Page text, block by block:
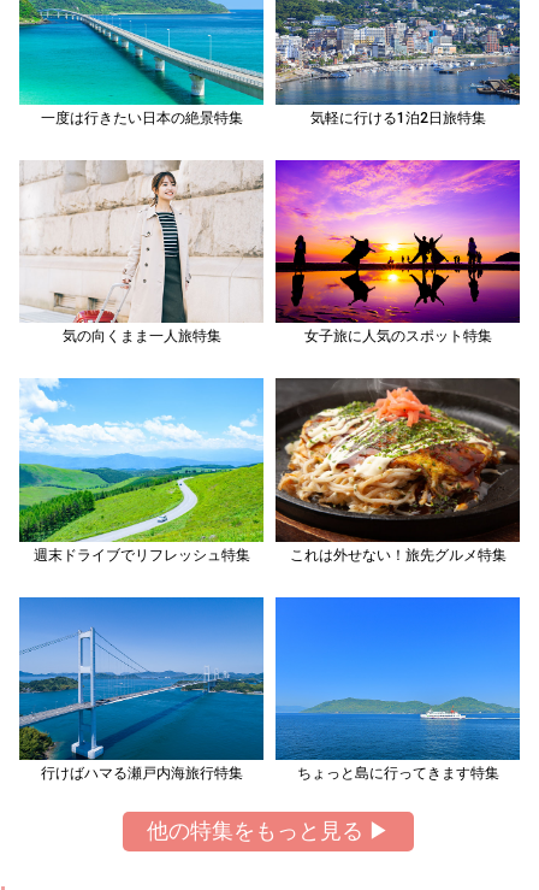
一度は行きたい日本の絶景特集 気軽に行ける1泊2日旅特集
気の向くまま一人旅特集 女子旅に人気のスポット特集
週末ドライブでリフレッシュ特集 これは外せない！旅先グルメ特集
行けばハマる瀬戸内海旅行特集 ちょっと島に行ってきます特集
他の特集をもっと見る ▶